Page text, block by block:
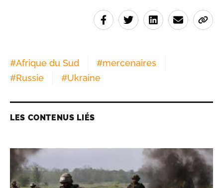
#Afrique du Sud #mercenaires
#Russie #Ukraine
LES CONTENUS LIÉS